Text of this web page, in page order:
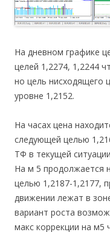
На дневном графике
целей 1,2274, 1,2244
но цель нисходящего
уровне 1,2152.
На часах цена
следующей целью
ТФ в текущей
На м 5 продолжается
целью 1,2187-1,2177,
движении лежат в
вариант роста
макс коррекции на м5